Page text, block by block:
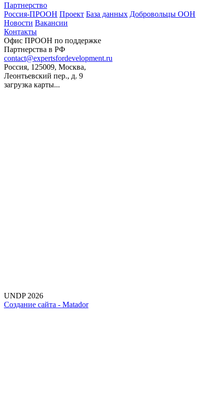
Партнерство
Россия-ПРООН Проект База данных Добровольцы ООН
Новости Вакансии
Контакты
Офис ПРООН по поддержке
Партнерства в РФ
contact@expertsfordevelopment.ru
Россия, 125009, Москва,
Леонтьевский пер., д. 9
загрузка карты...
UNDP 2026
Создание сайта - Matador